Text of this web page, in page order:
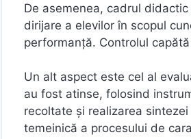
De asemenea, cadrul
dirijare a elevilor în scopul
performanţă. Controlul
Un alt aspect este cel al
au fost atinse, folosind
recoltate şi realizarea
temeinică a procesului de